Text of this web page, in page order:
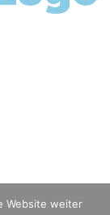
Website weiter